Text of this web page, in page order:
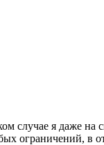
случае я даже
ограничений, в